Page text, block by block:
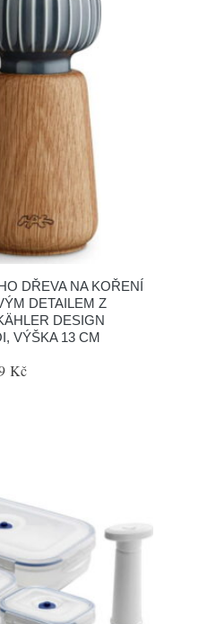
DŘEVA NA KOŘENÍ
DETAILEM Z
DESIGN
VÝŠKA 13 CM
Kč